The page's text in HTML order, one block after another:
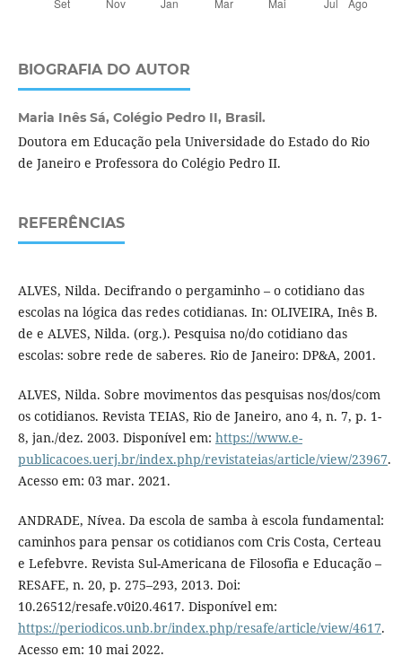
BIOGRAFIA DO AUTOR
Maria Inês Sá, Colégio Pedro II, Brasil.
Doutora em Educação pela Universidade do Estado do Rio
de Janeiro e Professora do Colégio Pedro II.
REFERÊNCIAS
ALVES, Nilda. Decifrando o pergaminho – o cotidiano das
escolas na lógica das redes cotidianas. In: OLIVEIRA, Inês B.
de e ALVES, Nilda. (org.). Pesquisa no/do cotidiano das
escolas: sobre rede de saberes. Rio de Janeiro: DP&A, 2001.
ALVES, Nilda. Sobre movimentos das pesquisas nos/dos/com
os cotidianos. Revista TEIAS, Rio de Janeiro, ano 4, n. 7, p. 1-
8, jan./dez. 2003. Disponível em: https://www.e-
publicacoes.uerj.br/index.php/revistateias/article/view/23967.
Acesso em: 03 mar. 2021.
ANDRADE, Nívea. Da escola de samba à escola fundamental:
caminhos para pensar os cotidianos com Cris Costa, Certeau
e Lefebvre. Revista Sul-Americana de Filosofia e Educação –
RESAFE, n. 20, p. 275–293, 2013. Doi:
10.26512/resafe.v0i20.4617. Disponível em:
https://periodicos.unb.br/index.php/resafe/article/view/4617.
Acesso em: 10 mai 2022.